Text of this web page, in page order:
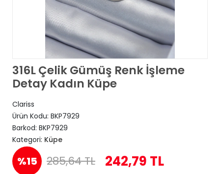
316L Çelik Gümüş Renk İşleme
Detay Kadın Küpe
Clariss
Ürün Kodu: BKP7929
Barkod: BKP7929
Kategori: Küpe
%15 285,64 TL 242,79 TL